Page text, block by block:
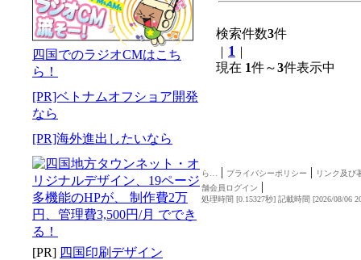
四国でのラジオCMはこち
ら！
[PR]ベトナムオフショア開発
なら
[PR]海外進出したいなら
[PR] 四国印刷デザイン
検索件数3件
1
現在 1件～3件表示中
ら… | プライバシーポリシー |
リンク及び
舗会員ログイン |
処理時間 [0.15327秒] 記載時間 [2026/08/06